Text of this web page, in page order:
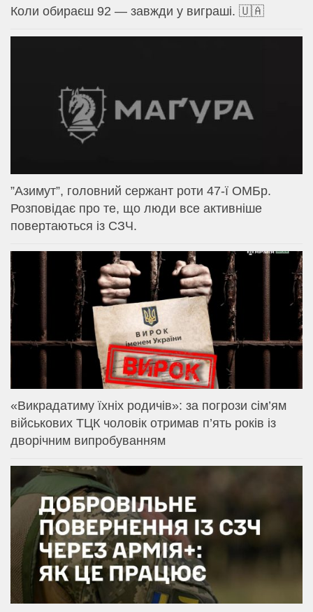
Коли обираєш 92 — завжди у виграші. 🇺🇦
⁨”Азимут”, головний сержант роти 47-ї ОМБр.
Розповідає про те, що люди все активніше
повертаються із СЗЧ.
«Викрадатиму їхніх родичів»: за погрози сім’ям
військових ТЦК чоловік отримав п’ять років із
дворічним випробуванням